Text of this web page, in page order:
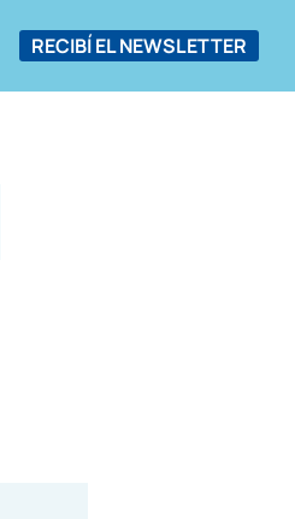
RECIBÍ EL NEWSLETTER